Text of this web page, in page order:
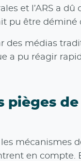
et l’ARS a
pu être déminé
médias
a pu réagir
pièges de
mécanismes
en compte.